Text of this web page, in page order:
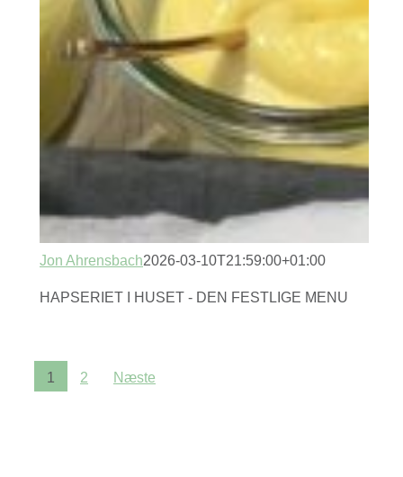
Jon Ahrensbach2026-03-10T21:59:00+01:00
HAPSERIET I HUSET - DEN FESTLIGE MENU
1 2 Næste